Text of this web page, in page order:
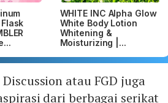
WHITE INC Alpha Glow
White Body Lotion
Whitening &
Moisturizing |...
atau FGD juga
dari berbagai serikat